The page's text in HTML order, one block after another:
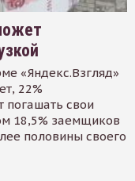
«Яндекс.Взгляд»
22%
погашать свои
18,5% заемщиков
половины своего